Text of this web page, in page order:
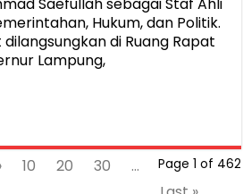
Hukum, dan Politik.
di Ruang Rapat
Lampung,
Page 1 of 462
10 20 30
...